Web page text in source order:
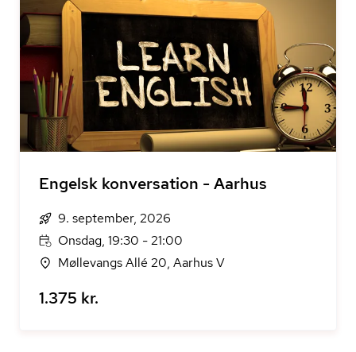
Engelsk konversation - Aarhus
9. september, 2026
Onsdag, 19:30 - 21:00
Møllevangs Allé 20, Aarhus V
1.375 kr.